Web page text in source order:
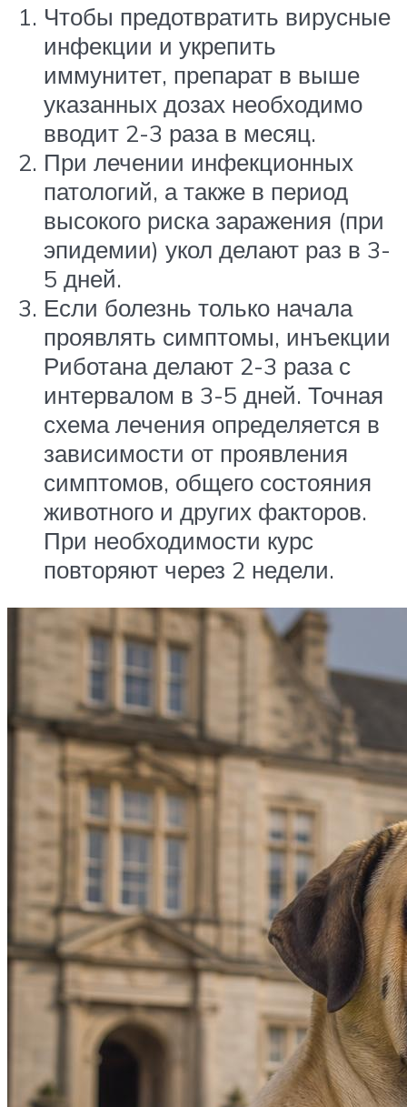
Чтобы предотвратить вирусные
инфекции и укрепить
иммунитет, препарат в выше
указанных дозах необходимо
вводит 2-3 раза в месяц.
При лечении инфекционных
патологий, а также в период
высокого риска заражения (при
эпидемии) укол делают раз в 3-
5 дней.
Если болезнь только начала
проявлять симптомы, инъекции
Риботана делают 2-3 раза с
интервалом в 3-5 дней. Точная
схема лечения определяется в
зависимости от проявления
симптомов, общего состояния
животного и других факторов.
При необходимости курс
повторяют через 2 недели.